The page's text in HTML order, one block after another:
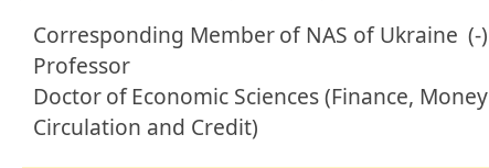
Corresponding Memberof NAS of Ukraine (-)
Professor
DoctorofEconomic Sciences (Finance, Money
Circulation and Credit)